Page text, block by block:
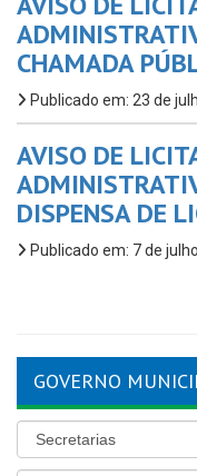
CHAMADA
Publicado em: 23 de
AVISO DE
DISPENSA DE
Publicado em: 7 de
GOVERNO